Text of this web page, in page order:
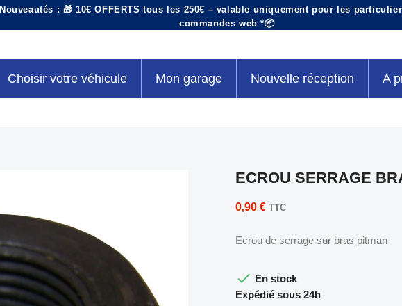
Nouveautés : 🎁 10€ OFFERTS tous les 250€ – valable uniquement pour les
commandes web *📦
Choisir votre véhicule Mon garage Nouvelle réception A
ECROU SERRAGE
0,90 € TTC
Ecrou de serrage sur bras pitman
 En stock
Expédié sous 24h